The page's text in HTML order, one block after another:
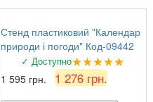
Стенд пластиковий "Календар
природи і погоди" Код-09442
✓ Доступно★★★★★
1 595 грн. 1 276 грн.